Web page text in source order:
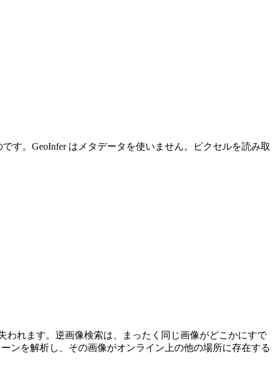
す。GeoInfer はメタデータを使いません。ピクセルを読み取
われます。逆画像検索は、まったく同じ画像がどこかにすで
ンを解析し、その画像がオンライン上の他の場所に存在する